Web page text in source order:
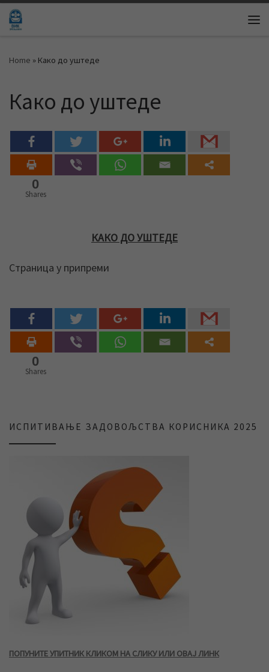
Skip to content
Home » Како до уштеде
Како до уштеде
0
Shares
КАКО ДО УШТЕДЕ
Страница у припреми
0
Shares
ИСПИТИВАЊЕ ЗАДОВОЉСТВА КОРИСНИКА 2025
ПОПУНИТЕ УПИТНИК КЛИКОМ НА СЛИКУ ИЛИ ОВАЈ ЛИНК